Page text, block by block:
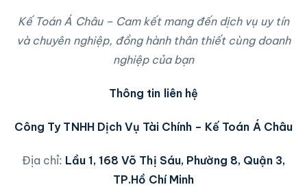
Kế Toán Á Châu – Cam kết mang đến dịch vụ uy tín
và chuyên nghiệp, đồng hành thân thiết cùng doanh
nghiệp của bạn
Thông tin liên hệ
Công Ty TNHH Dịch Vụ Tài Chính – Kế Toán Á Châu
Địa chỉ: Lầu 1, 168 Võ Thị Sáu, Phường 8, Quận 3,
TP.Hồ Chí Minh